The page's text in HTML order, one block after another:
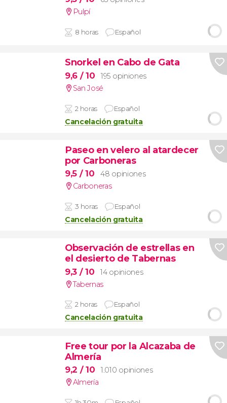
Pulpí
8 horas Español
Snorkel en Cabo de Gata
9,6 / 10
195 opiniones
San José
2 horas Español
Cancelación gratuita
Paseo en velero al atardecer
por Carboneras
9,5 / 10
48 opiniones
Carboneras
3 horas Español
Cancelación gratuita
Observación de estrellas en
el desierto de Tabernas
9,3 / 10
14 opiniones
Tabernas
2 horas Español
Cancelación gratuita
Free tour por la Alcazaba de
Almería
9,2 / 10
1.010 opiniones
Almería